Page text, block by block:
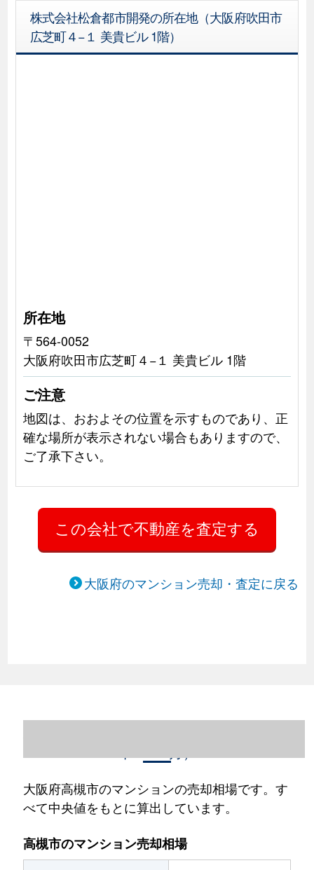
株式会社松倉都市開発の所在地（大阪府吹田市
広芝町４−１ 美貴ビル 1階）
所在地
〒564-0052
大阪府吹田市広芝町４−１ 美貴ビル 1階
ご注意
地図は、おおよその位置を示すものであり、正
確な場所が表示されない場合もありますので、
ご了承下さい。
大阪府のマンション売却・査定に戻る
大阪府高槻市のマンションの売却相場です。す
べて中央値をもとに算出しています。
高槻市のマンション売却相場